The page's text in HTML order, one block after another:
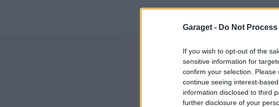
Garaget - Do Not
If you wish to opt-out of the
sensitive information for
confirm your selection.
continue seeing interest-
information disclosed to third
further disclosure of your
Senaste
Passat -13 2.0tdi
Växellåda bråkar
Senaste inlägget avThe-
sedaniGenerell